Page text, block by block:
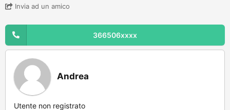
Invia ad un amico
366506xxxx
Andrea
Utente non registrato